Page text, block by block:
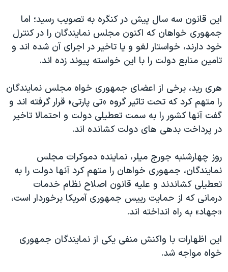
این قانون سه سال پیش در کنگره به تصویب رسید؛ اما
جمهوری خواهان که اکنون مجلس نمایندگان را در کنترل
خود دارند، خواستار لغو و یا تاخیر در اجرای آن شده اند و
تامین منابع دولت را با این خواسته پیوند زده اند.
هری رید، برخی از اعضای جمهوری خواه مجلس نمایندگان
را متهم کرد که تحت تاثیر گروه «تی پارتی» قرار گرفته اند و
گفت آنها کشور را به سمت تعطیلی دولت و احتمالا تاخیر
در پرداخت بدهی های دولت کشانده اند.
روز چهارشنبه جورج میلر، نماینده دموکرات مجلس
نمایندگان، جمهوری خواهان را متهم کرد آنها دولت را به
تعطیلی کشاندند و علیه قانون اصلاح نظام خدمات
درمانی که از حمایت رییس جمهوری آمریکا برخوردار است،
«جهاد» به راه انداخته اند.
این اظهارات با واکنش منفی یکی از نمایندگان جمهوری
خواه مواجه شد.